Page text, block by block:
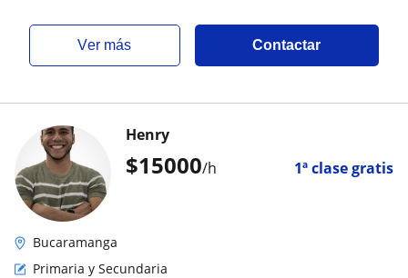
ver más Contactar
$15000/h 1ª clase gratis
Henry
Bucaramanga
Primaria y Secundaria